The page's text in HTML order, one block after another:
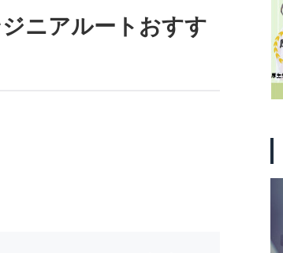
ニアルートおすす